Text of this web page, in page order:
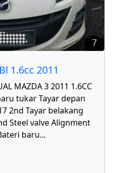
7
1.6cc 2011
MAZDA 3 2011 1.6CC
tukar Tayar depan
2nd Tayar belakang
Steel valve Alignment
baru...